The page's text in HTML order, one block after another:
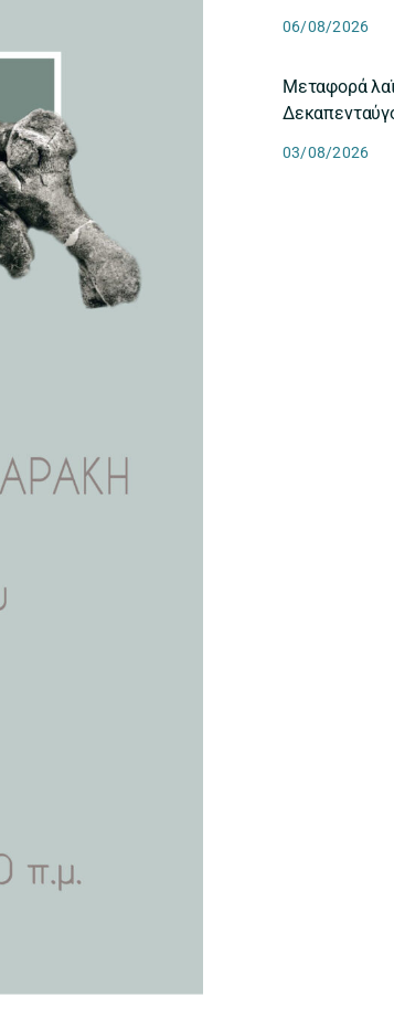
06/08/2026
Μεταφορά
03/08/2026